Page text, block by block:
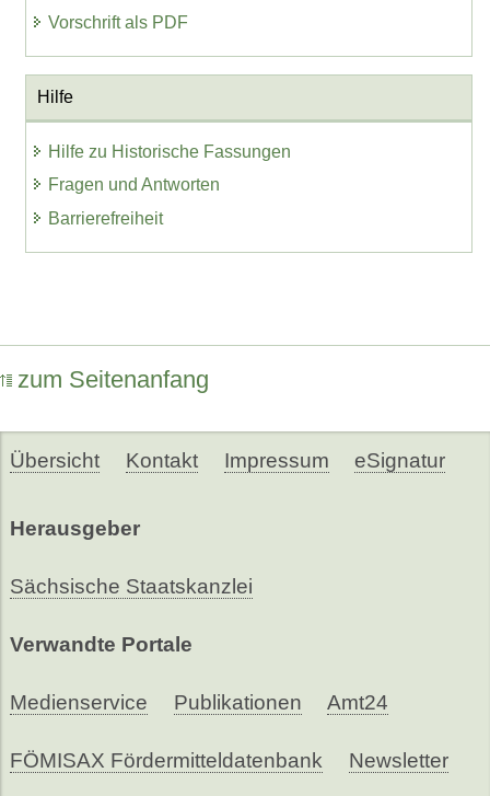
Vorschrift als PDF
Hilfe
Hilfe zu Historische Fassungen
Fragen und Antworten
Barrierefreiheit
zum Seitenanfang
Übersicht Kontakt Impressum eSignatur
Herausgeber
Sächsische Staatskanzlei
Verwandte Portale
Medienservice Publikationen Amt24
FÖMISAX Fördermitteldatenbank Newsletter